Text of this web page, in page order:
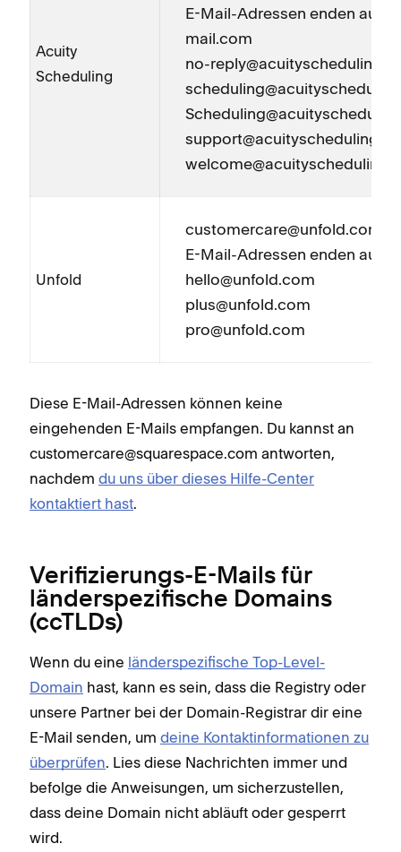
Acuity
Scheduling
E-Mail-Adressen enden auf
mail.com
no-
Unfold
customercare@unfold.com
E-Mail-Adressen enden auf
hello@unfold.com
plus@unfold.com
pro@unfold.com
Diese E-Mail-Adressen können keine
eingehenden E-Mails empfangen. Du kannst an
customercare@squarespace.com antworten,
nachdem du uns über dieses Hilfe-Center
kontaktiert hast.
Verifizierungs-E-Mails für
länderspezifische Domains
(ccTLDs)
Wenn du eine länderspezifische Top-Level-
Domain hast, kann es sein, dass die Registry oder
unsere Partner bei der Domain-Registrar dir eine
E-Mail senden, um deine Kontaktinformationen zu
überprüfen. Lies diese Nachrichten immer und
befolge die Anweisungen, um sicherzustellen,
dass deine Domain nicht abläuft oder gesperrt
wird.